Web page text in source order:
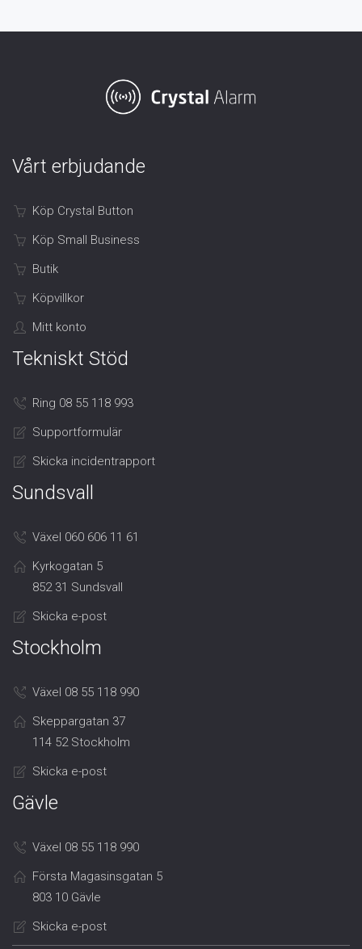
Vårt erbjudande
Köp Crystal Button
Köp Small Business
Butik
Köpvillkor
Mitt konto
Tekniskt Stöd
Ring 08 55 118 993
Supportformulär
Skicka incidentrapport
Sundsvall
Växel 060 606 11 61
Kyrkogatan 5
852 31 Sundsvall
Skicka e-post
Stockholm
Växel 08 55 118 990
Skeppargatan 37
114 52 Stockholm
Skicka e-post
Gävle
Växel 08 55 118 990
Första Magasinsgatan 5
803 10 Gävle
Skicka e-post